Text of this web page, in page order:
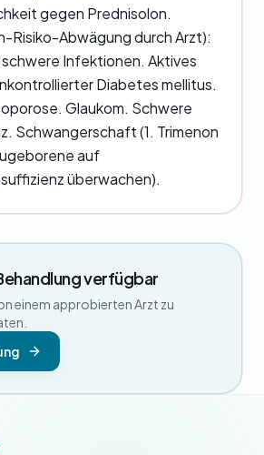
gegen Prednisolon.
Risiko-Abwägung durch Arzt):
Infektionen. Aktives
Diabetes mellitus.
Glaukom. Schwere
Schwangerschaft (1. Trimenon
auf
überwachen).
verfügbar
einem approbierten Arzt zu